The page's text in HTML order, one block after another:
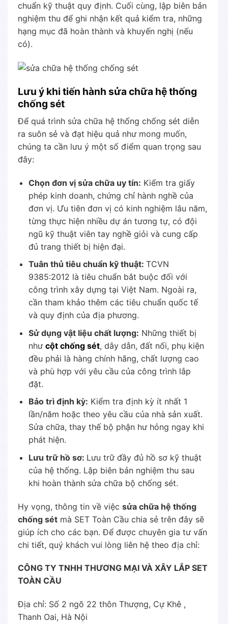
chuẩn kỹ thuật quy định. Cuối cùng, lập biên bản
nghiệm thu để ghi nhận kết quả kiểm tra, những
hạng mục đã hoàn thành và khuyến nghị (nếu
có).
Lưu ý khi tiến hành sửa chữa hệ thống
chống sét
Để quá trình sửa chữa hệ thống chống sét diễn
ra suôn sẻ và đạt hiệu quả như mong muốn,
chúng ta cần lưu ý một số điểm quan trọng sau
đây:
Chọn đơn vị sửa chữa uy tín: Kiểm tra giấy
phép kinh doanh, chứng chỉ hành nghề của
đơn vị. Ưu tiên đơn vị có kinh nghiệm lâu năm,
từng thực hiện nhiều dự án tương tự, có đội
ngũ kỹ thuật viên tay nghề giỏi và cung cấp
đủ trang thiết bị hiện đại.
Tuân thủ tiêu chuẩn kỹ thuật: TCVN
9385:2012 là tiêu chuẩn bắt buộc đối với
công trình xây dựng tại Việt Nam. Ngoài ra,
cần tham khảo thêm các tiêu chuẩn quốc tế
và quy định của địa phương.
Sử dụng vật liệu chất lượng: Những thiết bị
như cột chống sét, dây dẫn, đất nối, phụ kiện
đều phải là hàng chính hãng, chất lượng cao
và phù hợp với yêu cầu của công trình lắp
đặt.
Bảo trì định kỳ: Kiểm tra định kỳ ít nhất 1
lần/năm hoặc theo yêu cầu của nhà sản xuất.
Sửa chữa, thay thế bộ phận hư hỏng ngay khi
phát hiện.
Lưu trữ hồ sơ: Lưu trữ đầy đủ hồ sơ kỹ thuật
của hệ thống. Lập biên bản nghiệm thu sau
khi hoàn thành sửa chữa bộ chống sét.
Hy vọng, thông tin về việc sửa chữa hệ thống
chống sét mà SET Toàn Cầu chia sẻ trên đây sẽ
giúp ích cho các bạn. Để được chuyên gia tư vấn
chi tiết, quý khách vui lòng liên hệ theo địa chỉ:
CÔNG TY TNHH THƯƠNG MẠI VÀ XÂY LẮP SET
TOÀN CẦU
Địa chỉ: Số 2 ngõ 22 thôn Thượng, Cự Khê ,
Thanh Oai, Hà Nội